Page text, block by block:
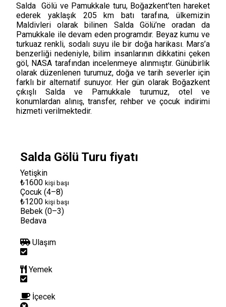
Salda Gölü ve Pamukkale turu, Boğazkent’ten hareket
ederek yaklaşık 205 km batı tarafına, ülkemizin
Maldivleri olarak bilinen Salda Gölü’ne oradan da
Pamukkale ile devam eden programdır. Beyaz kumu ve
turkuaz renkli, sodalı suyu ile bir doğa harikası. Mars’a
benzerliği nedeniyle, bilim insanlarının dikkatini çeken
göl, NASA tarafından incelenmeye alınmıştır. Günübirlik
olarak düzenlenen turumuz, doğa ve tarih severler için
farklı bir alternatif sunuyor. Her gün olarak Boğazkent
çıkışlı Salda ve Pamukkale turumuz, otel ve
konumlardan alınış, transfer, rehber ve çocuk indirimi
hizmeti verilmektedir.
Salda Gölü Turu fiyatı
Yetişkin
₺1600 kişi başı
Çocuk (4–8)
₺1200 kişi başı
Bebek (0–3)
Bedava
Ulaşım
Yemek
İçecek